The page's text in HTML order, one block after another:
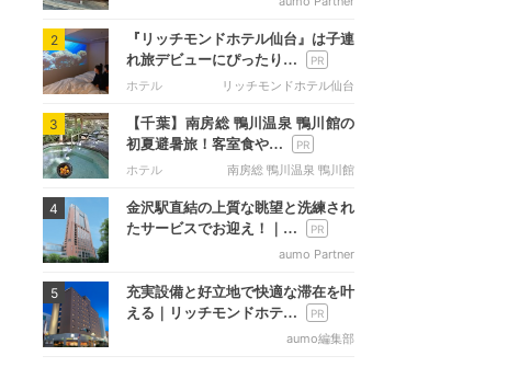
2
『リッチモンドホテル仙台』は子連
れ旅デビューにぴったり…
ホテル リッチモンドホテル仙台
3
【千葉】南房総 鴨川温泉 鴨川館の
初夏避暑旅！客室食や…
ホテル 南房総 鴨川温泉 鴨川館
4
金沢駅直結の上質な眺望と洗練され
たサービスでお迎え！｜…
aumo Partner
5
充実設備と好立地で快適な滞在を叶
える｜リッチモンドホテ…
aumo編集部